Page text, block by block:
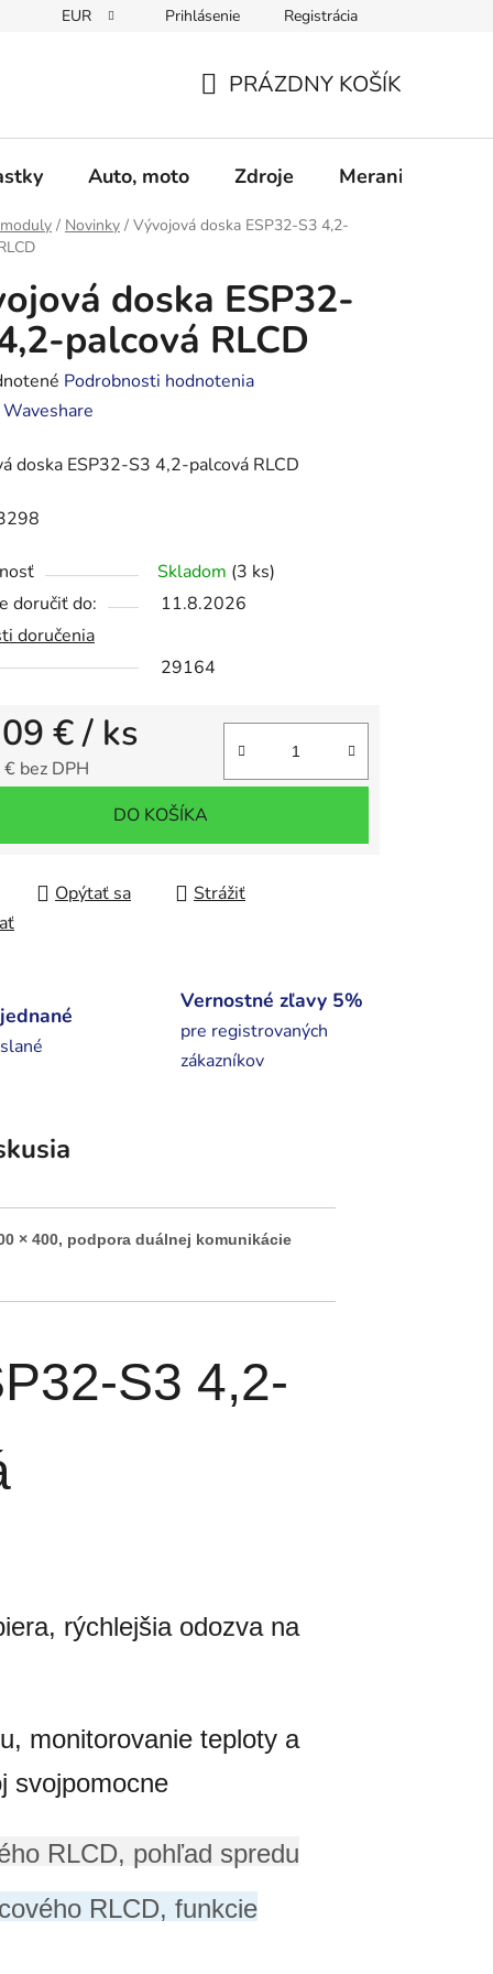
Obchodné podmienky Podmienky ochrany osobných údajov
EUR Prihlásenie Registrácia
KOŠÍK
PRÁZDNY KOŠÍK
Auto, moto Zdroje Meranie -
/ Novinky / Vývojová doska ESP32-S3 4,2-
doska ESP32-
palcová RLCD
Podrobnosti hodnotenia
Waveshare
doska ESP32-S3 4,2-palcová RLCD
Skladom (3 ks)
doručiť do:
11.8.2026
doručenia
29164
€/ ks
bez DPH
DO KOŠÍKA
Opýtať sa
Strážiť
Vernostné zľavy 5%
pre registrovaných
zákazníkov
× 400, podpora duálnej komunikácie
S3 4,2-
rýchlejšia odozva na
monitorovanie teploty a
svojpomocne